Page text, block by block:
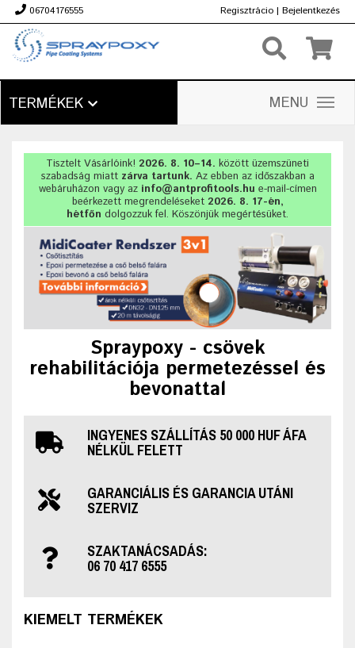
06704176555 Regisztrácio | Bejelentkezés
TERMÉKEK MENU
Tisztelt Vásárlóink! 2026. 8. 10–14. között üzemszüneti
szabadság miatt zárva tartunk. Az ebben az időszakban a
webáruházon vagy az info@antprofitools.hu e-mail-címen
beérkezett megrendeléseket 2026. 8. 17-én,
hétfőn dolgozzuk fel. Köszönjük megértésüket.
Spraypoxy - csövek
rehabilitációja permetezéssel és
bevonattal
INGYENES SZÁLLÍTÁS 50 000 HUF ÁFA
NÉLKÜL FELETT
GARANCIÁLIS ÉS GARANCIA UTÁNI
SZERVIZ
SZAKTANÁCSADÁS:
06 70 417 6555
KIEMELT TERMÉKEK